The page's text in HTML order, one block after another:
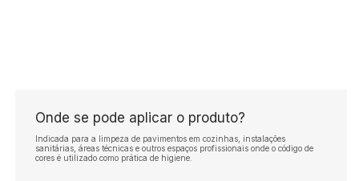
Onde se pode aplicar o produto?
Indicada para a limpeza de pavimentos em cozinhas, instalações
sanitárias, áreas técnicas e outros espaços profissionais onde o código de
cores é utilizado como prática de higiene.